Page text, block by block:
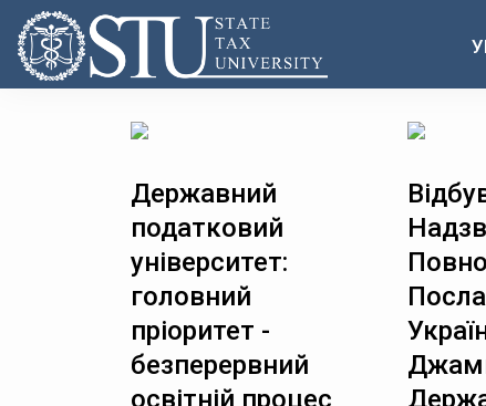
Державний
податковий
університет:
головний
пріоритет -
безперервний
освітній процес
Посла